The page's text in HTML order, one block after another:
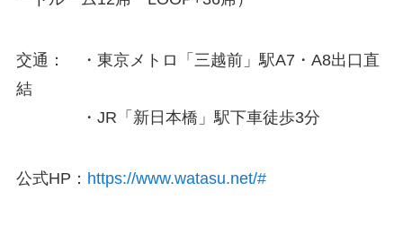
交通： ・東京メトロ「三越前」駅A7・A8出口直
結
・JR「新日本橋」駅下車徒歩3分
公式HP： https://www.watasu.net/#